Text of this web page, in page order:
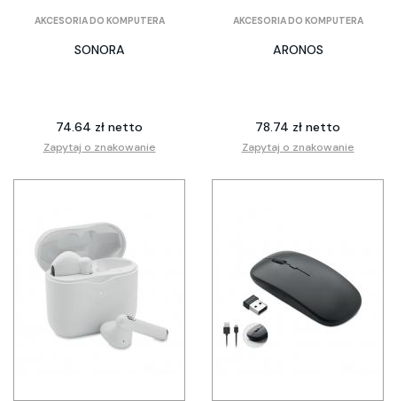
AKCESORIA DO KOMPUTERA
SONORA
74.64 zł netto
Zapytaj o znakowanie
AKCESORIA DO KOMPUTERA
ARONOS
78.74 zł netto
Zapytaj o znakowanie